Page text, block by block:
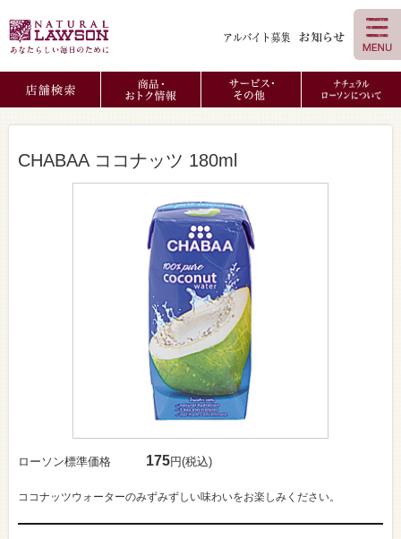
CHABAA ココナッツ 180ml
ローソン標準価格 175円(税込)
ココナッツウォーターのみずみずしい味わいをお楽しみください。